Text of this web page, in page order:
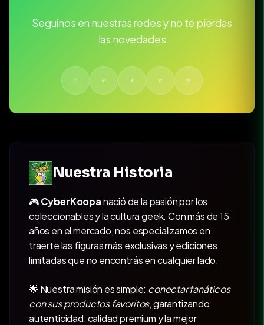
Seguinos en nuestras redes y no te pierdas
las novedades
Nuestra Historia
🎮CyberKoopanació de la pasión por los
coleccionables y la cultura geek. Con más de 15
años en el mercado, nos especializamos en
traerte las figuras más exclusivas y ediciones
limitadas que no encontrás en cualquier lado.
🌟 Nuestra misión es simple: conectar fanáticos
con sus productos favoritos, garantizando
autenticidad, calidad premium y la mejor